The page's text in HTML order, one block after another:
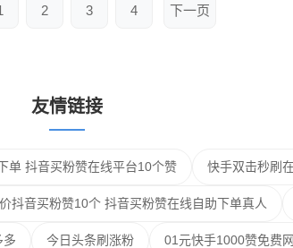
2 3 4 下一页
友情链接
单 抖音买粉赞在线平台10个赞 快手双击秒刷
抖音买粉赞10个 抖音买粉赞在线自助下单真人
多 今日头条刷涨粉 01元快手1000赞免费